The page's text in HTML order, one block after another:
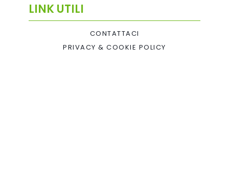
LINK UTILI
CONTATTACI
PRIVACY & COOKIE POLICY